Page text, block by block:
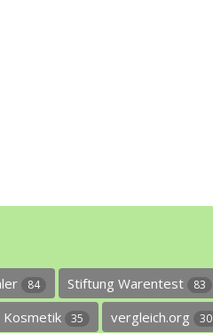
84 Stiftung Warentest 83
Kosmetik 35 vergleich.org 30